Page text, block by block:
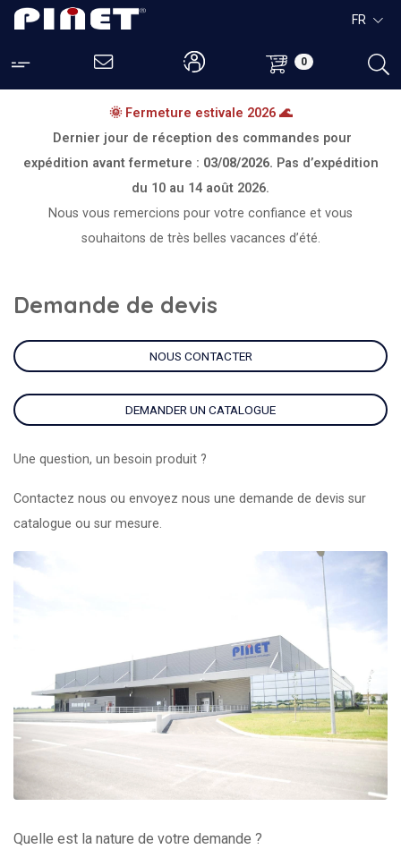
0
FR
🌞 Fermeture estivale 2026 🌊
Dernier jour de réception des commandes pour
expédition avant fermeture : 03/08/2026. Pas d’expédition
du 10 au 14 août 2026.
Nous vous remercions pour votre confiance et vous
souhaitons de très belles vacances d’été.
Demande de devis
NOUS CONTACTER
DEMANDER UN CATALOGUE
Une question, un besoin produit ?
Contactez nous ou envoyez nous une demande de devis sur
catalogue ou sur mesure.
Quelle est la nature de votre demande ?